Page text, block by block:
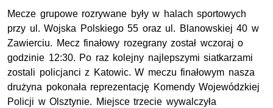
Mecze grupowe rozrywane były w halach sportowych
przy ul. Wojska Polskiego 55 oraz ul. Blanowskiej 40 w
Zawierciu. Mecz finałowy rozegrany został wczoraj o
godzinie 12:30. Po raz kolejny najlepszymi siatkarzami
zostali policjanci z Katowic. W meczu finałowym nasza
drużyna pokonała reprezentację Komendy Wojewódzkiej
Policji w Olsztynie. Miejsce trzecie wywalczyła